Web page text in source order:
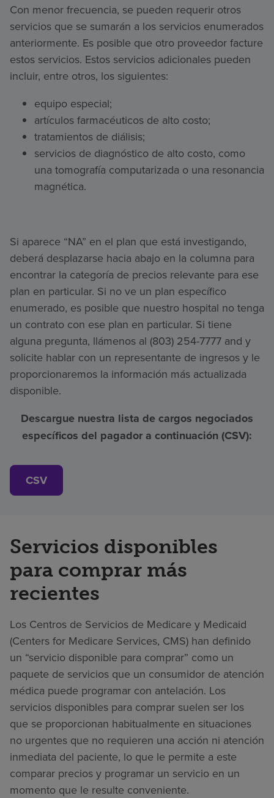
Con menor frecuencia, se pueden requerir otros
servicios que se sumarán a los servicios enumerados
anteriormente. Es posible que otro proveedor facture
estos servicios. Estos servicios adicionales pueden
incluir, entre otros, los siguientes:
equipo especial;
artículos farmacéuticos de alto costo;
tratamientos de diálisis;
servicios de diagnóstico de alto costo, como
una tomografía computarizada o una resonancia
magnética.
Si aparece “NA” en el plan que está investigando,
deberá desplazarse hacia abajo en la columna para
encontrar la categoría de precios relevante para ese
plan en particular. Si no ve un plan específico
enumerado, es posible que nuestro hospital no tenga
un contrato con ese plan en particular. Si tiene
alguna pregunta, llámenos al (803) 254-7777 and y
solicite hablar con un representante de ingresos y le
proporcionaremos la información más actualizada
disponible.
Descargue nuestra lista de cargos negociados
específicos del pagador a continuación (CSV):
CSV
Servicios disponibles
para comprar más
recientes
Los Centros de Servicios de Medicare y Medicaid
(Centers for Medicare Services, CMS) han definido
un “servicio disponible para comprar” como un
paquete de servicios que un consumidor de atención
médica puede programar con antelación. Los
servicios disponibles para comprar suelen ser los
que se proporcionan habitualmente en situaciones
no urgentes que no requieren una acción ni atención
inmediata del paciente, lo que le permite a este
comparar precios y programar un servicio en un
momento que le resulte conveniente.